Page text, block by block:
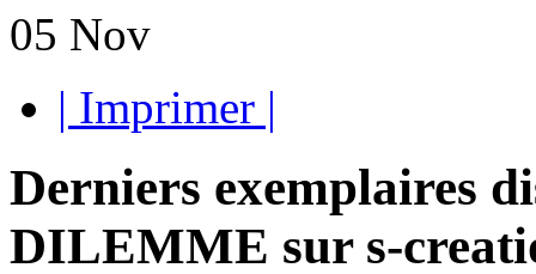
05 Nov
| Imprimer |
Derniers exemplaires
DILEMME sur s-